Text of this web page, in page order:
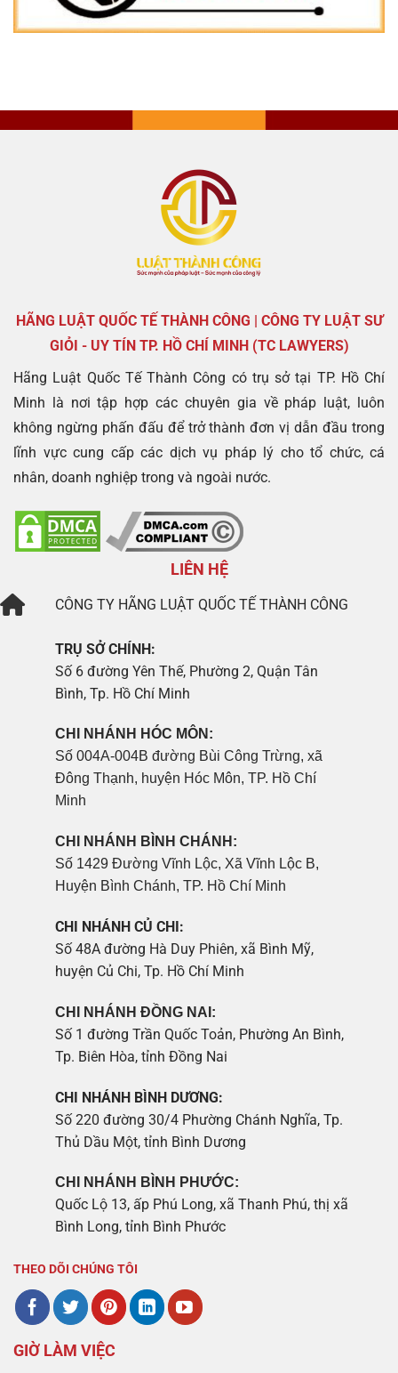
HÃNG LUẬT QUỐC TẾ THÀNH CÔNG | CÔNG TY LUẬT SƯ
GIỎI - UY TÍN TP. HỒ CHÍ MINH (TC LAWYERS)
Hãng Luật Quốc Tế Thành Công có trụ sở tại TP. Hồ Chí
Minh là nơi tập hợp các chuyên gia về pháp luật, luôn
không ngừng phấn đấu để trở thành đơn vị dẫn đầu trong
lĩnh vực cung cấp các dịch vụ pháp lý cho tổ chức, cá
nhân, doanh nghiệp trong và ngoài nước.
LIÊN HỆ
CÔNG TY HÃNG LUẬT QUỐC TẾ THÀNH CÔNG
TRỤ SỞ CHÍNH:
Số 6 đường Yên Thế, Phường 2, Quận Tân
Bình, Tp. Hồ Chí Minh
CHI NHÁNH HÓC MÔN:
Số 004A-004B đường Bùi Công Trừng, xã
Đông Thạnh, huyện Hóc Môn, TP. Hồ Chí
Minh
CHI NHÁNH BÌNH CHÁNH:
Số 1429 Đường Vĩnh Lộc, Xã Vĩnh Lộc B,
Huyện Bình Chánh, TP. Hồ Chí Minh
CHI NHÁNH CỦ CHI:
Số 48A đường Hà Duy Phiên, xã Bình Mỹ,
huyện Củ Chi, Tp. Hồ Chí Minh
CHI NHÁNH ĐỒNG NAI:
Số 1 đường Trần Quốc Toản, Phường An Bình,
Tp. Biên Hòa, tỉnh Đồng Nai
CHI NHÁNH BÌNH DƯƠNG:
Số 220 đường 30/4 Phường Chánh Nghĩa, Tp.
Thủ Dầu Một, tỉnh Bình Dương
CHI NHÁNH BÌNH PHƯỚC:
Quốc Lộ 13, ấp Phú Long, xã Thanh Phú, thị xã
Bình Long, tỉnh Bình Phước
THEO DÕI CHÚNG TÔI
GIỜ LÀM VIỆC